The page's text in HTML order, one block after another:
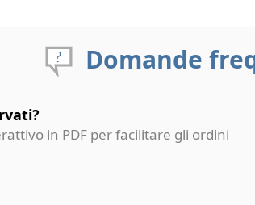
Domande
in PDF per facilitare gli ordini